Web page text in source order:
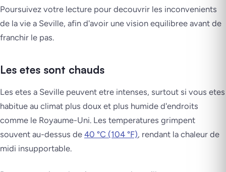
Poursuivez votre lecture pour decouvrir les inconvenients
de la vie a Seville, afin d'avoir une vision equilibree avant de
franchir le pas.
Les etes sont chauds
Les etes a Seville peuvent etre intenses, surtout si vous etes
habitue au climat plus doux et plus humide d'endroits
comme le Royaume-Uni. Les temperatures grimpent
souvent au-dessus de 40 °C (104 °F), rendant la chaleur de
midi insupportable.